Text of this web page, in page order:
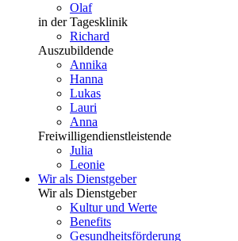
Olaf
in der Tagesklinik
Richard
Auszubildende
Annika
Hanna
Lukas
Lauri
Anna
Freiwilligendienstleistende
Julia
Leonie
Wir als Dienstgeber
Wir als Dienstgeber
Kultur und Werte
Benefits
Gesundheits­förderung